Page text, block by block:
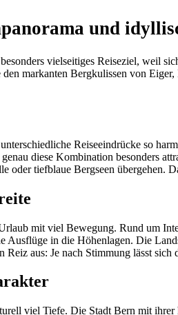
und
vielseitiges Reiseziel, weil
markanten Bergkulissen von
Reiseeindrücke so
diese Kombination besonders
oder tiefblaue Bergseen übergehen.
mit viel Bewegung. Rund um
Ausflüge in die Höhenlagen. Die
aus: Je nach Stimmung lässt
viel Tiefe. Die Stadt Bern mit